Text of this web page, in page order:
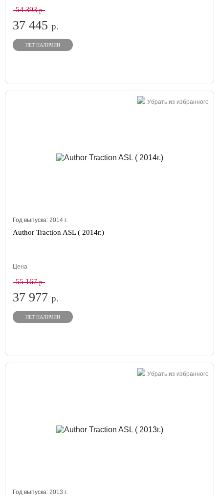
54 393р.
37 445 р.
НЕТ НАЛИЧИИ
Убрать из избранного
Год выпуска: 2014 г.
Author Traction ASL ( 2014г.)
Цена
55 167р.
37 977 р.
НЕТ НАЛИЧИИ
Убрать из избранного
Год выпуска: 2013 г.